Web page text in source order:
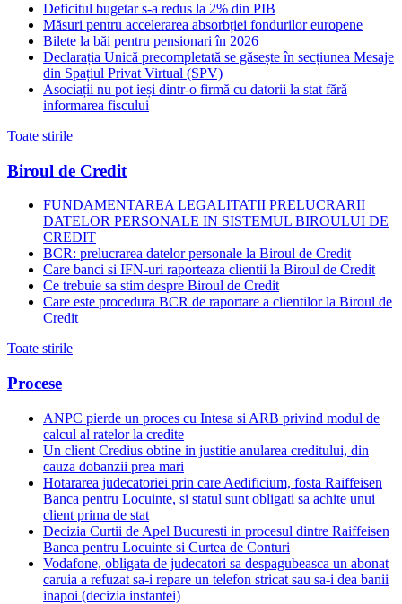
Deficitul bugetar s-a redus la 2% din PIB
Măsuri pentru accelerarea absorbției fondurilor europene
Bilete la băi pentru pensionari în 2026
Declarația Unică precompletată se găsește în secțiunea Mesaje
din Spațiul Privat Virtual (SPV)
Asociații nu pot ieși dintr-o firmă cu datorii la stat fără
informarea fiscului
Toate stirile
Biroul de Credit
FUNDAMENTAREA LEGALITATII PRELUCRARII
DATELOR PERSONALE IN SISTEMUL BIROULUI DE
CREDIT
BCR: prelucrarea datelor personale la Biroul de Credit
Care banci si IFN-uri raporteaza clientii la Biroul de Credit
Ce trebuie sa stim despre Biroul de Credit
Care este procedura BCR de raportare a clientilor la Biroul de
Credit
Toate stirile
Procese
ANPC pierde un proces cu Intesa si ARB privind modul de
calcul al ratelor la credite
Un client Credius obtine in justitie anularea creditului, din
cauza dobanzii prea mari
Hotararea judecatoriei prin care Aedificium, fosta Raiffeisen
Banca pentru Locuinte, si statul sunt obligati sa achite unui
client prima de stat
Decizia Curtii de Apel Bucuresti in procesul dintre Raiffeisen
Banca pentru Locuinte si Curtea de Conturi
Vodafone, obligata de judecatori sa despagubeasca un abonat
caruia a refuzat sa-i repare un telefon stricat sau sa-i dea banii
inapoi (decizia instantei)